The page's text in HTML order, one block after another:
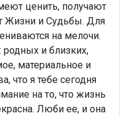
ценить, получают
Жизни и Судьбы. Для
на мелочи.
и близких,
материальное и
что я тебе сегодня
на то, что жизнь
Люби ее, и она